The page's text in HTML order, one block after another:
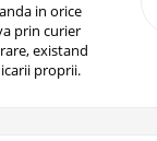
in orice
prin curier
existand
proprii.